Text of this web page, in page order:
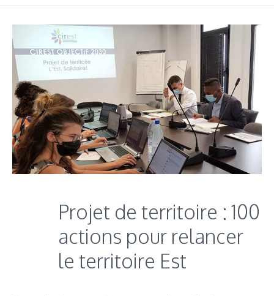
Projet de territoire : 100
actions pour relancer
le territoire Est